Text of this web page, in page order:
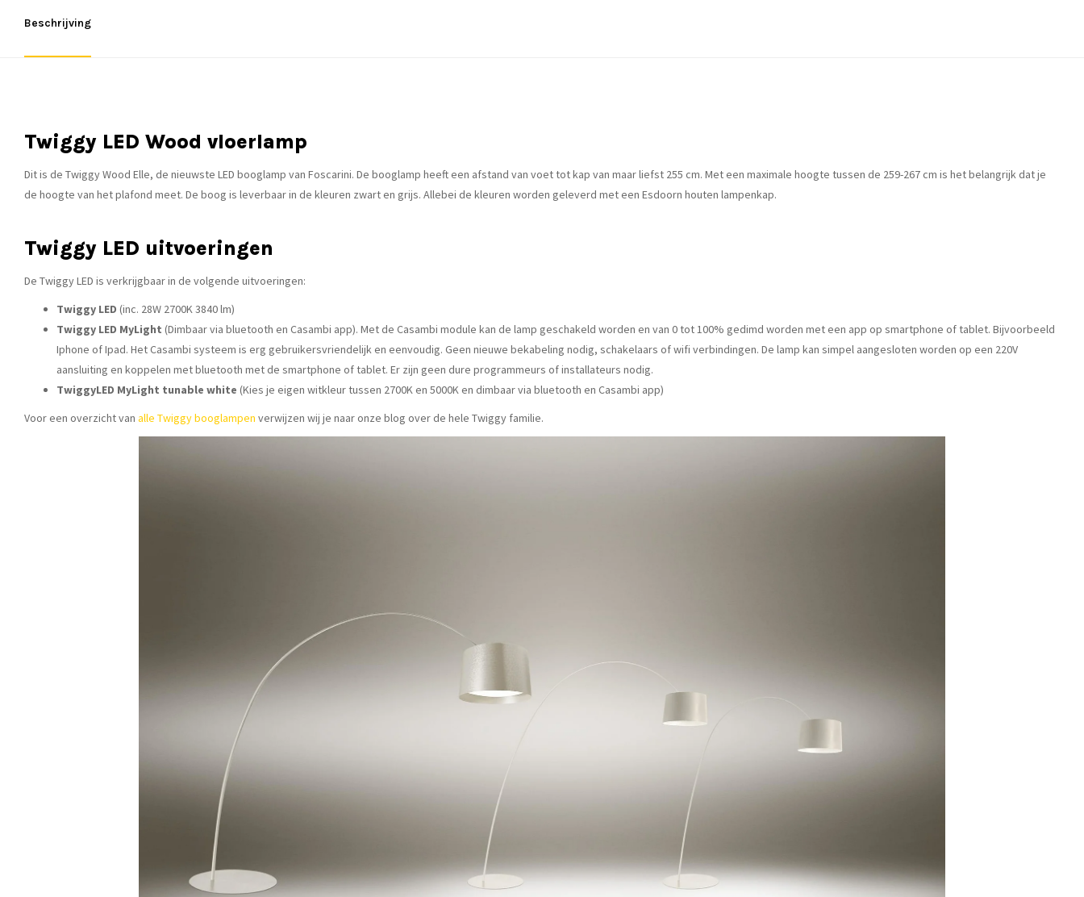
Beschrijving
Twiggy LED Wood vloerlamp
Dit is de Twiggy Wood Elle, de nieuwste LED booglamp van Foscarini. De booglamp heeft een afstand van voet tot kap van maar liefst 255 cm. Met een maximale hoogte tussen de 259-267 cm is het belangrijk dat je
de hoogte van het plafond meet. De boog is leverbaar in de kleuren zwart en grijs. Allebei de kleuren worden geleverd met een Esdoorn houten lampenkap.
Twiggy LED uitvoeringen
De Twiggy LED is verkrijgbaar in de volgende uitvoeringen:
Twiggy LED (inc. 28W 2700K 3840 lm)
Twiggy LED MyLight (Dimbaar via bluetooth en Casambi app). Met de Casambi module kan de lamp geschakeld worden en van 0 tot 100% gedimd worden met een app op smartphone of tablet. Bijvoorbeeld
Iphone of Ipad. Het Casambi systeem is erg gebruikersvriendelijk en eenvoudig. Geen nieuwe bekabeling nodig, schakelaars of wifi verbindingen. De lamp kan simpel aangesloten worden op een 220V
aansluiting en koppelen met bluetooth met de smartphone of tablet. Er zijn geen dure programmeurs of installateurs nodig.
TwiggyLED MyLight tunable white (Kies je eigen witkleur tussen 2700K en 5000K en dimbaar via bluetooth en Casambi app)
Voor een overzicht van alle Twiggy booglampen verwijzen wij je naar onze blog over de hele Twiggy familie.